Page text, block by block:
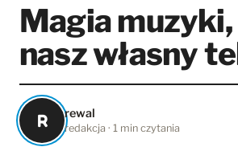
Magia
nasz własny
R rewal
redakcja · 1 min czytania